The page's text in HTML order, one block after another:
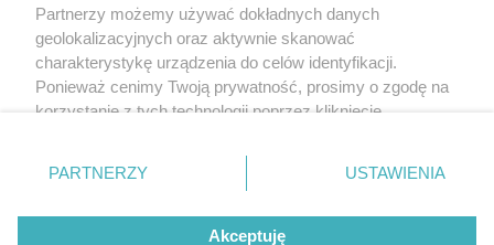
Informacje prawne
Nasze serwisy
Partnerzy możemy używać dokładnych danych
geolokalizacyjnych oraz aktywnie skanować
charakterystykę urządzenia do celów identyfikacji.
Ponieważ cenimy Twoją prywatność, prosimy o zgodę na
korzystanie z tych technologii poprzez kliknięcie
zmienić/wycofać klikając przycisk ustawień prywatności
znajdujący się w lewym dolnym rogu strony
rodzaje przetwarzania danych nie wymagają zgody
użytkownika, ale masz prawo sprzeciwić się takiemu
PARTNERZY USTAWIENIA
Akceptuję